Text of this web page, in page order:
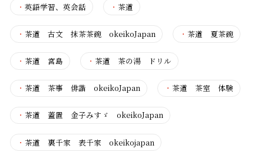
・ 英語学習、英会話 ・茶道
・ 茶道 古文 抹茶茶碗 okeikoJapan ・茶道 夏茶碗
・ 茶道 宮島 ・茶道 茶の湯 ドリル
・ 茶道 茶事 俳諧 okeikoJapan ・茶道 茶室 体験
・ 茶道 蓋置 金子みすゞ okeikoJapan
・ 茶道 裏千家 表千家 okeikojapan